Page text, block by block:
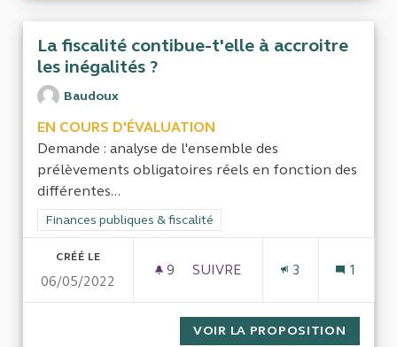
La fiscalité contibue-t'elle à accroitre
les inégalités ?
Baudoux
EN COURS D'ÉVALUATION
Demande : analyse de l'ensemble des
prélèvements obligatoires réels en fonction des
différentes...
Filtrer les résultats de la catégorie : Finances publiques &
Finances publiques & fiscalité
CRÉÉ LE
06/05/2022
9 9 ABONNÉS
SUIVRE
3 1
VOIR LA PROPOSITION